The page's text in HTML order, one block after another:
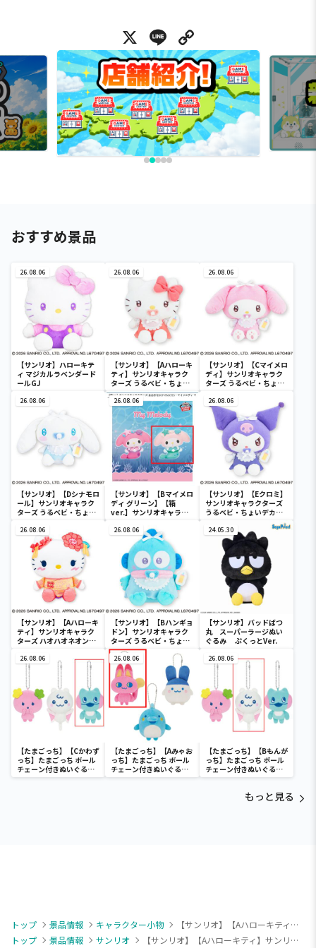
X Line
おすすめ景品
26.08.06
【サンリオ】ハローキテ
ィ マジカルラベンダード
ールGJ
26.08.06
【サンリオ】【Aハローキ
ティ】サンリオキャラク
ターズ うるベビ・ちょい
デカドール
26.08.06
【サンリオ】【Cマイメロ
ディ】サンリオキャラク
ターズ うるベビ・ちょい
26.08.06
【サンリオ】【Dシナモロ
ール】サンリオキャラク
ターズ うるベビ・ちょい
26.08.06
【サンリオ】【Bマイメロ
ディ グリーン】【箱
ver.】サンリオキャラク
SOFVIMATES～マイメロ
ディ マーメイドver. ～
26.08.06
【サンリオ】【Eクロミ】
サンリオキャラクターズ
うるベビ・ちょいデカド
26.08.06
【サンリオ】【Aハローキ
ティ】サンリオキャラク
ターズ ハオハオネオンタ
26.08.06
【サンリオ】【Bハンギョ
ドン】サンリオキャラク
ターズ うるベビ・ちょい
デカドール
24.05.30
【サンリオ】バッドばつ
丸 スーパーラージぬい
ぐるみ ぷくっとVer.
26.08.06
【たまごっち】【Cかわず
っち】たまごっち ボール
チェーン付きぬいぐるみ
～Tamagotchi
26.08.06
【たまごっち】【Aみゃお
っち】たまごっち ボール
チェーン付きぬいぐるみ
～Tamagotchi
26.08.06
【たまごっち】【Bもんが
っち】たまごっち ボール
チェーン付きぬいぐるみ
～Tamagotchi
もっと見る
トップ 景品情報 キャラクター小物
【サンリオ】【Aハローキティ】サンリオキャラクターズ ネオゴシックデビルズマスコット1
トップ
景品情報 サンリオ 【サンリオ】【Aハローキティ】サンリオキャラクターズ ネオゴシックデビルズマスコット1